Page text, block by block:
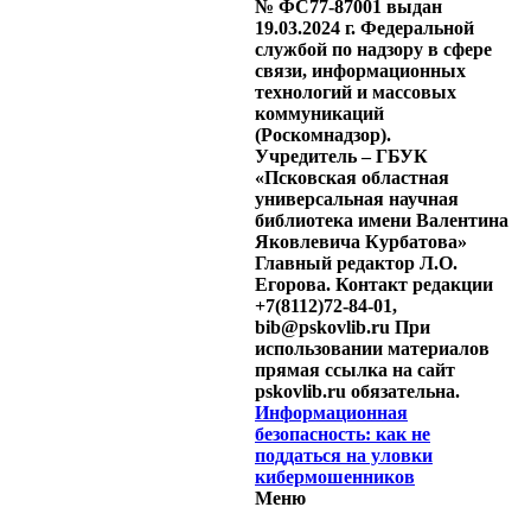
№ ФС77-87001 выдан
19.03.2024 г. Федеральной
службой по надзору в сфере
связи, информационных
технологий и массовых
коммуникаций
(Роскомнадзор).
Учредитель – ГБУК
«Псковская областная
универсальная научная
библиотека имени Валентина
Яковлевича Курбатова»
Главный редактор Л.О.
Егорова. Контакт редакции
+7(8112)72-84-01,
bib@pskovlib.ru При
использовании материалов
прямая ссылка на сайт
pskovlib.ru обязательна.
Информационная
безопасность: как не
поддаться на уловки
кибермошенников
Меню